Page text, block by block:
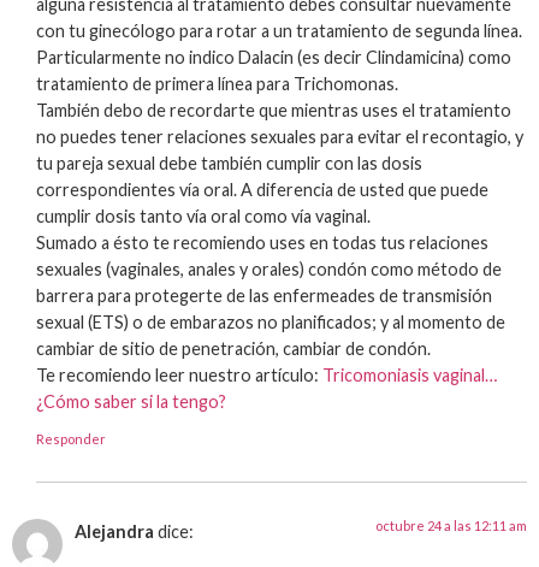
con tu ginecólogo para rotar a un tratamiento de segunda línea.
Particularmente no indico Dalacin (es decir Clindamicina) como
tratamiento de primera línea para Trichomonas.
También debo de recordarte que mientras uses el tratamiento
no puedes tener relaciones sexuales para evitar el recontagio, y
tu pareja sexual debe también cumplir con las dosis
correspondientes vía oral. A diferencia de usted que puede
cumplir dosis tanto vía oral como vía vaginal.
Sumado a ésto te recomiendo uses en todas tus relaciones
sexuales (vaginales, anales y orales) condón como método de
barrera para protegerte de las enfermeades de transmisión
sexual (ETS) o de embarazos no planificados; y al momento de
cambiar de sitio de penetración, cambiar de condón.
Te recomiendo leer nuestro artículo: Tricomoniasis vaginal…
¿Cómo saber si la tengo?
Responder
Alejandra dice: octubre 24 a las 12:11 am